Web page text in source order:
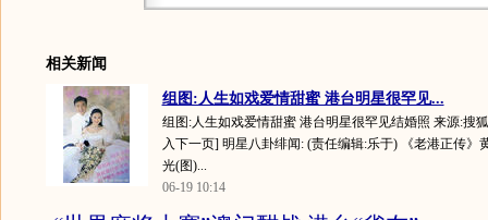
相关新闻
组图:人生如戏爱情甜蜜 港台明星很罕见...
组图:人生如戏爱情甜蜜 港台明星很罕见结婚照 来源:搜
入下一页] 明星八卦绯闻: (责任编辑:乐于) 《老港正传》
光(图)...
06-19 10:14